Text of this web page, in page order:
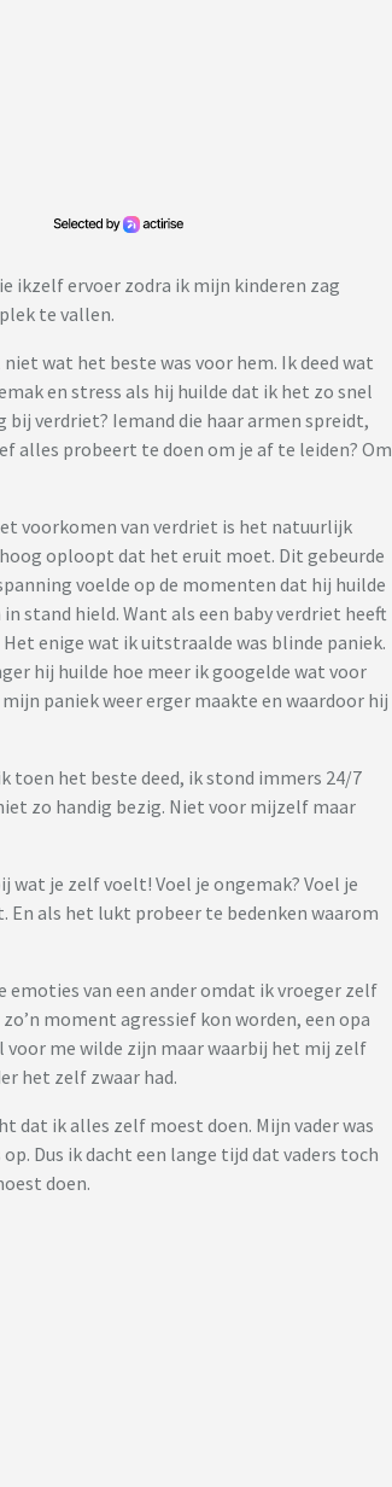
ikzelf ervoer zodra ik mijn kinderen zag
te vallen.
wat het beste was voor hem. Ik deed wat
en stress als hij huilde dat ik het zo snel
verdriet? Iemand die haar armen spreidt,
alles probeert te doen om je af te leiden? Om
voorkomen van verdriet is het natuurlijk
oploopt dat het eruit moet. Dit gebeurde
voelde op de momenten dat hij huilde
stand hield. Want als een baby verdriet heeft
enige wat ik uitstraalde was blinde paniek.
hij huilde hoe meer ik googelde wat voor
paniek weer erger maakte en waardoor hij
toen het beste deed, ik stond immers 24/7
zo handig bezig. Niet voor mijzelf maar
je zelf voelt! Voel je ongemak? Voel je
En als het lukt probeer te bedenken waarom
emoties van een ander omdat ik vroeger zelf
moment agressief kon worden, een opa
voor me wilde zijn maar waarbij het mij zelf
het zelf zwaar had.
dat ik alles zelf moest doen. Mijn vader was
Dus ik dacht een lange tijd dat vaders toch
doen.